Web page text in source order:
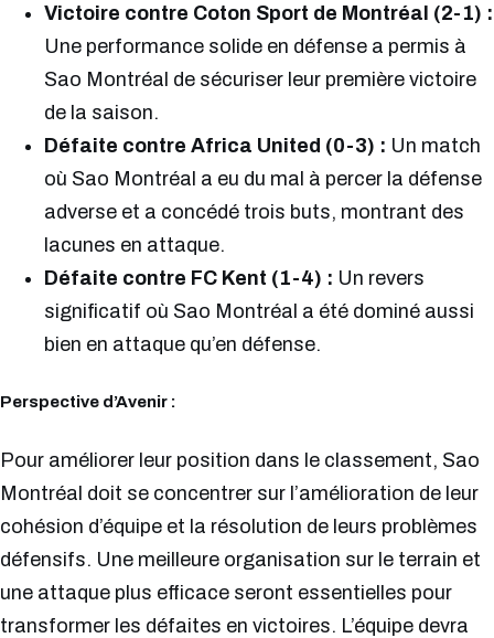
Victoire contre Coton Sport de Montréal (2-1) :
Une performance solide en défense a permis à
Sao Montréal de sécuriser leur première victoire
de la saison.
Défaite contre Africa United (0-3) : Un match
où Sao Montréal a eu du mal à percer la défense
adverse et a concédé trois buts, montrant des
lacunes en attaque.
Défaite contre FC Kent (1-4) : Un revers
significatif où Sao Montréal a été dominé aussi
bien en attaque qu’en défense.
Perspective d’Avenir :
Pour améliorer leur position dans le classement, Sao
Montréal doit se concentrer sur l’amélioration de leur
cohésion d’équipe et la résolution de leurs problèmes
défensifs. Une meilleure organisation sur le terrain et
une attaque plus efficace seront essentielles pour
transformer les défaites en victoires. L’équipe devra